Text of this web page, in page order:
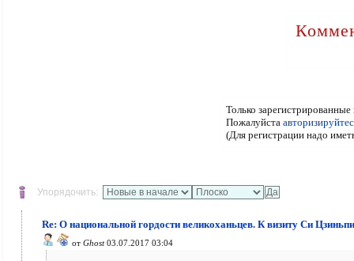
Только
Пожалуйста
(Для регистрации надо
Упорядочить:
Re: О национальной гордости великоханьцев. К визиту Си
от Ghost03.07.2017 03:04